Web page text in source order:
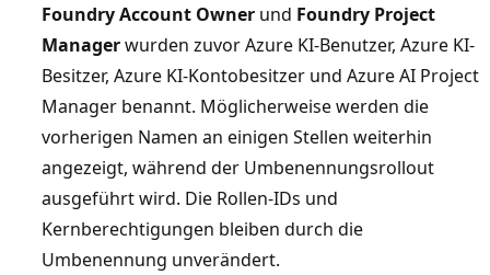
Foundry Account Owner und Foundry Project
Managerwurden zuvor Azure KI-Benutzer, Azure KI-
Besitzer, Azure KI-Kontobesitzer und Azure AI Project
Manager benannt. Möglicherweise werden die
vorherigen Namen an einigen Stellen weiterhin
angezeigt, während der Umbenennungsrollout
ausgeführt wird. Die Rollen-IDs und
Kernberechtigungen bleiben durch die
Umbenennung unverändert.